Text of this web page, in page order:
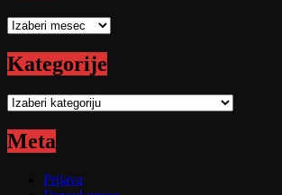
Arhive
Kategorije
Kategorije
Meta
Prijava